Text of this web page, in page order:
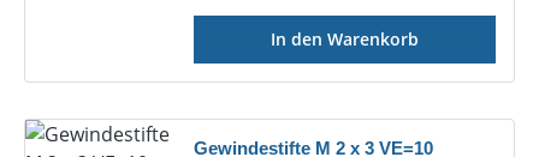
In den Warenkorb
Gewindestifte M 2 x 3 VE=10